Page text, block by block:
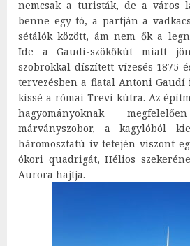
nemcsak a turisták, de a város
benne egy tó, a partján a
sétálók között, ám nem ők a
Ide a Gaudí-szökőkút miatt
szobrokkal díszített vízesés 1875
tervezésben a fiatal Antoni Gaudí
kissé a római Trevi kútra. Az
hagyományoknak
márványszobor, a kagylóból
háromosztatú ív tetején viszont
ókori quadrigát, Hélios
Aurora hajtja.